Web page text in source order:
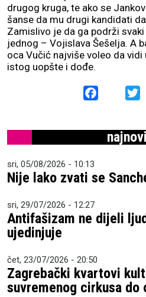
drugog kruga, te ako se
šanse da mu drugi kandidati
Zamislivo je da ga podrži
jednog – Vojislava Šešelja. A
oca Vučić najviše voleo da
istog uopšte i dođe.
Facebook
sri, 05/08/2026 - 10:13
Nije lako zvati se
sri, 29/07/2026 - 12:27
Antifašizam ne dijeli
ujedinjuje
čet, 23/07/2026 - 20:50
Zagrebački kvartovi
suvremenog cirkusa do